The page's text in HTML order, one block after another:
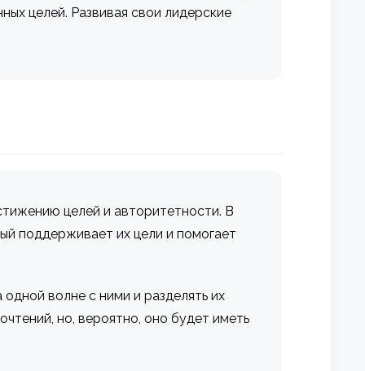
целей. Развивая свои лидерские
целей и авторитетности. В
поддерживает их цели и помогает
волне с ними и разделять их
но, вероятно, оно будет иметь